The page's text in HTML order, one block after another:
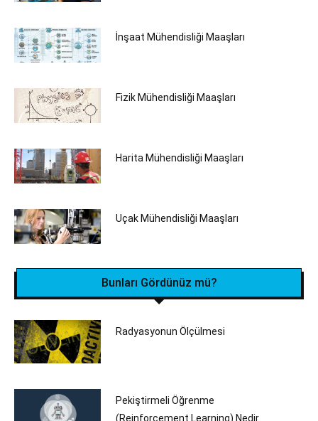
İnşaat Mühendisliği Maaşları
Fizik Mühendisliği Maaşları
Harita Mühendisliği Maaşları
Uçak Mühendisliği Maaşları
Bunları Gördünüz mü?
Radyasyonun Ölçülmesi
Pekiştirmeli Öğrenme
(Reinforcement Learning) Nedir